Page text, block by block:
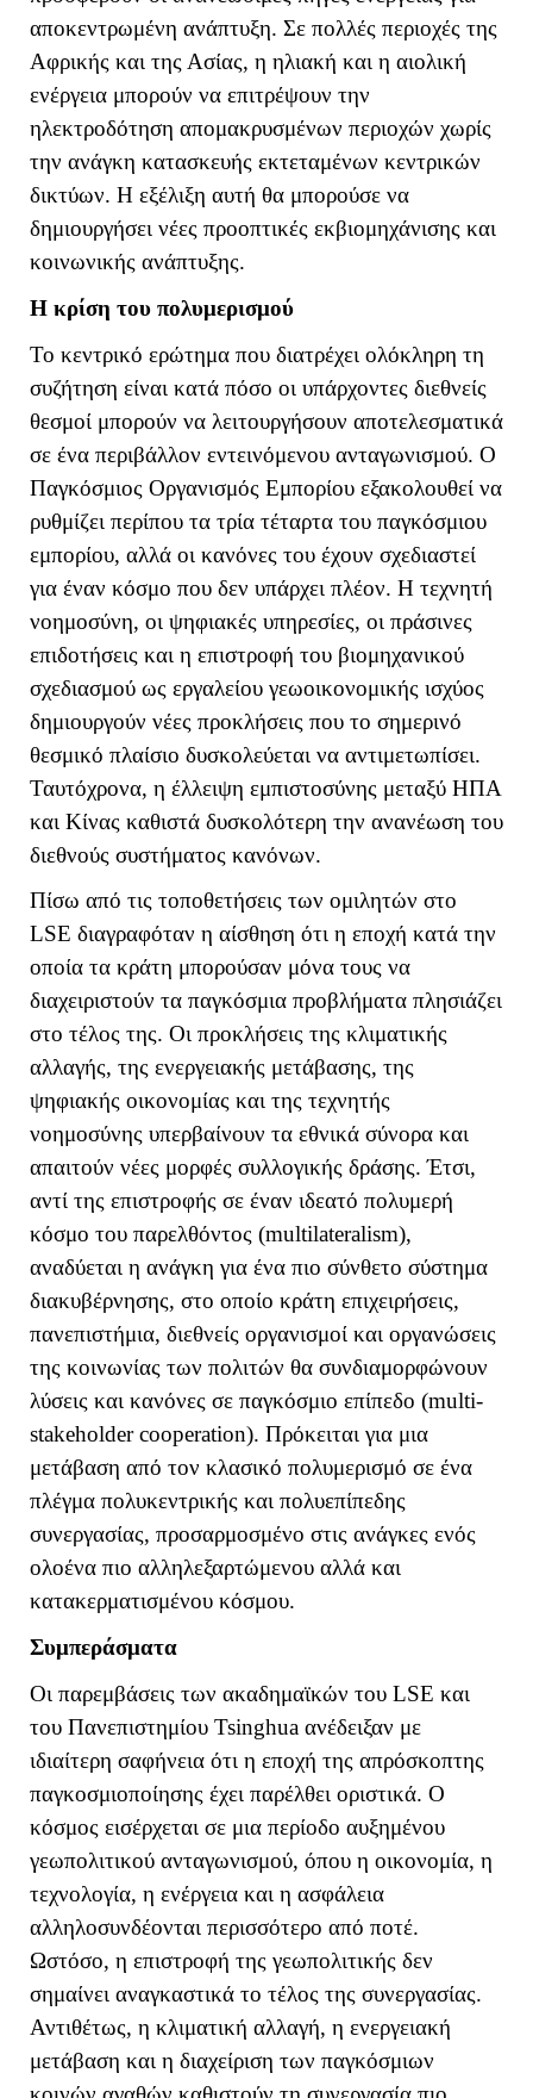
αποκεντρωμένη ανάπτυξη. Σε πολλές περιοχές της
Αφρικής και της Ασίας, η ηλιακή και η αιολική
ενέργεια μπορούν να επιτρέψουν την
ηλεκτροδότηση απομακρυσμένων περιοχών χωρίς
την ανάγκη κατασκευής εκτεταμένων κεντρικών
δικτύων. Η εξέλιξη αυτή θα μπορούσε να
δημιουργήσει νέες προοπτικές εκβιομηχάνισης και
κοινωνικής ανάπτυξης.
Η κρίση του πολυμερισμού
Το κεντρικό ερώτημα που διατρέχει ολόκληρη τη
συζήτηση είναι κατά πόσο οι υπάρχοντες διεθνείς
θεσμοί μπορούν να λειτουργήσουν αποτελεσματικά
σε ένα περιβάλλον εντεινόμενου ανταγωνισμού. Ο
Παγκόσμιος Οργανισμός Εμπορίου εξακολουθεί να
ρυθμίζει περίπου τα τρία τέταρτα του παγκόσμιου
εμπορίου, αλλά οι κανόνες του έχουν σχεδιαστεί
για έναν κόσμο που δεν υπάρχει πλέον. Η τεχνητή
νοημοσύνη, οι ψηφιακές υπηρεσίες, οι πράσινες
επιδοτήσεις και η επιστροφή του βιομηχανικού
σχεδιασμού ως εργαλείου γεωοικονομικής ισχύος
δημιουργούν νέες προκλήσεις που το σημερινό
θεσμικό πλαίσιο δυσκολεύεται να αντιμετωπίσει.
Ταυτόχρονα, η έλλειψη εμπιστοσύνης μεταξύ ΗΠΑ
και Κίνας καθιστά δυσκολότερη την ανανέωση του
διεθνούς συστήματος κανόνων.
Πίσω από τις τοποθετήσεις των ομιλητών στο
LSE διαγραφόταν η αίσθηση ότι η εποχή κατά την
οποία τα κράτη μπορούσαν μόνα τους να
διαχειριστούν τα παγκόσμια προβλήματα πλησιάζει
στο τέλος της. Οι προκλήσεις της κλιματικής
αλλαγής, της ενεργειακής μετάβασης, της
ψηφιακής οικονομίας και της τεχνητής
νοημοσύνης υπερβαίνουν τα εθνικά σύνορα και
απαιτούν νέες μορφές συλλογικής δράσης. Έτσι,
αντί της επιστροφής σε έναν ιδεατό πολυμερή
κόσμο του παρελθόντος (multilateralism),
αναδύεται η ανάγκη για ένα πιο σύνθετο σύστημα
διακυβέρνησης, στο οποίο κράτη επιχειρήσεις,
πανεπιστήμια, διεθνείς οργανισμοί και οργανώσεις
της κοινωνίας των πολιτών θα συνδιαμορφώνουν
λύσεις και κανόνες σε παγκόσμιο επίπεδο (multi-
stakeholder cooperation). Πρόκειται για μια
μετάβαση από τον κλασικό πολυμερισμό σε ένα
πλέγμα πολυκεντρικής και πολυεπίπεδης
συνεργασίας, προσαρμοσμένο στις ανάγκες ενός
ολοένα πιο αλληλεξαρτώμενου αλλά και
κατακερματισμένου κόσμου.
Συμπεράσματα
Οι παρεμβάσεις των ακαδημαϊκών του LSE και
του Πανεπιστημίου Tsinghua ανέδειξαν με
ιδιαίτερη σαφήνεια ότι η εποχή της απρόσκοπτης
παγκοσμιοποίησης έχει παρέλθει οριστικά. Ο
κόσμος εισέρχεται σε μια περίοδο αυξημένου
γεωπολιτικού ανταγωνισμού, όπου η οικονομία, η
τεχνολογία, η ενέργεια και η ασφάλεια
αλληλοσυνδέονται περισσότερο από ποτέ.
Ωστόσο, η επιστροφή της γεωπολιτικής δεν
σημαίνει αναγκαστικά το τέλος της συνεργασίας.
Αντιθέτως, η κλιματική αλλαγή, η ενεργειακή
μετάβαση και η διαχείριση των παγκόσμιων